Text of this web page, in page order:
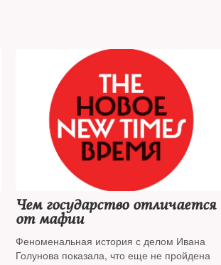
Чем государство отличается
от мафии
Феноменальная история с делом Ивана
Голунова показала, что еще не пройдена